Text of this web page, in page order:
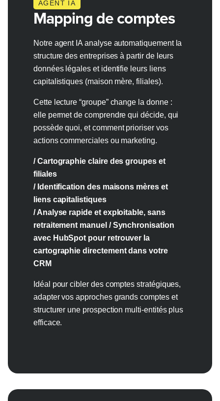
AGENT IA
Mapping de comptes
Notre agent IA analyse automatiquement la
structure des entreprises à partir de leurs
données légales et identifie leurs liens
capitalistiques (maison mère, filiales).
Cette lecture “groupe” change la donne :
elle permet de comprendre qui décide, qui
possède quoi, et comment prioriser vos
actions commerciales ou marketing.
/ Cartographie claire des groupes et
filiales
/ Identification des maisons mères et
liens capitalistiques
/ Analyse rapide et exploitable, sans
retraitement manuel / Synchronisation
avec HubSpot pour retrouver la
cartographie directement dans votre
CRM
Idéal pour cibler des comptes stratégiques,
adapter vos approches grands comptes et
structurer une prospection multi-entités plus
efficace.